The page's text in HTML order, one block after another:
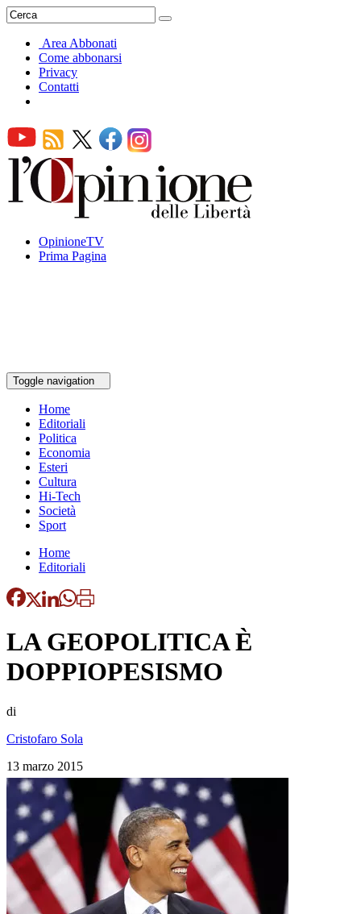
Area Abbonati
Come abbonarsi
Privacy
Contatti
OpinioneTV
Prima Pagina
Toggle navigation
Home
Editoriali
Politica
Economia
Esteri
Cultura
Hi-Tech
Società
Sport
Home
Editoriali
LA GEOPOLITICA È
DOPPIOPESISMO
di
Cristofaro Sola
13 marzo 2015